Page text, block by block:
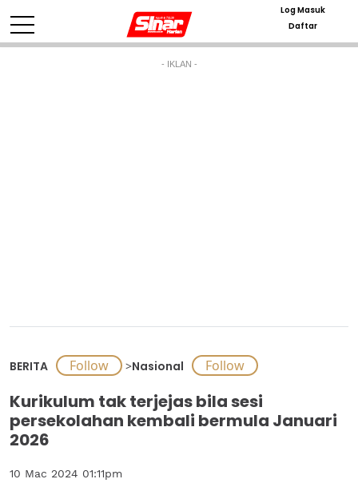
Log Masuk
Daftar
- IKLAN -
BERITA >Nasional
Kurikulum tak terjejas bila sesi
persekolahan kembali bermula Januari
2026
10 Mac 2024 01:11pm